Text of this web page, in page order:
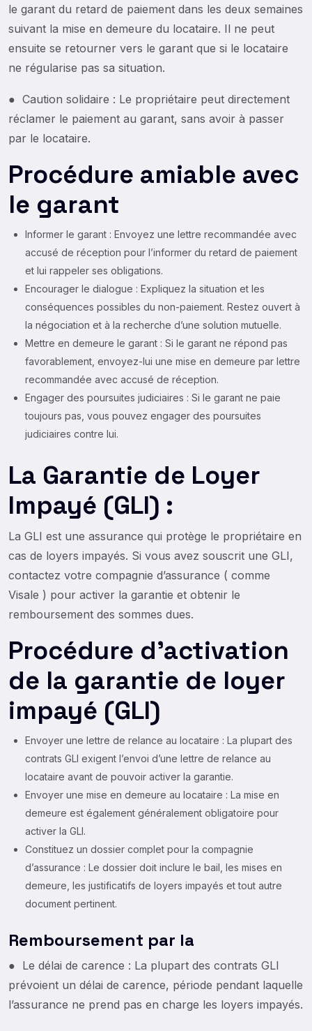
le garant du retard de paiement dans les deux semaines
suivant la mise en demeure du locataire. Il ne peut
ensuite se retourner vers le garant que si le locataire
ne régularise pas sa situation.
● Caution solidaire : Le propriétaire peut directement
réclamer le paiement au garant, sans avoir à passer
par le locataire.
Procédure amiable avec
le garant
Informer le garant : Envoyez une lettre recommandée avec
accusé de réception pour l’informer du retard de paiement
et lui rappeler ses obligations.
Encourager le dialogue : Expliquez la situation et les
conséquences possibles du non-paiement. Restez ouvert à
la négociation et à la recherche d’une solution mutuelle.
Mettre en demeure le garant : Si le garant ne répond pas
favorablement, envoyez-lui une mise en demeure par lettre
recommandée avec accusé de réception.
Engager des poursuites judiciaires : Si le garant ne paie
toujours pas, vous pouvez engager des poursuites
judiciaires contre lui.
La Garantie de Loyer
Impayé (GLI) :
La GLI est une assurance qui protège le propriétaire en
cas de loyers impayés. Si vous avez souscrit une GLI,
contactez votre compagnie d’assurance ( comme
Visale ) pour activer la garantie et obtenir le
remboursement des sommes dues.
Procédure d’activation
de la garantie de loyer
impayé (GLI)
Envoyer une lettre de relance au locataire : La plupart des
contrats GLI exigent l’envoi d’une lettre de relance au
locataire avant de pouvoir activer la garantie.
Envoyer une mise en demeure au locataire : La mise en
demeure est également généralement obligatoire pour
activer la GLI.
Constituez un dossier complet pour la compagnie
d’assurance : Le dossier doit inclure le bail, les mises en
demeure, les justificatifs de loyers impayés et tout autre
document pertinent.
Remboursement par la
● Le délai de carence : La plupart des contrats GLI
prévoient un délai de carence, période pendant laquelle
l’assurance ne prend pas en charge les loyers impayés.